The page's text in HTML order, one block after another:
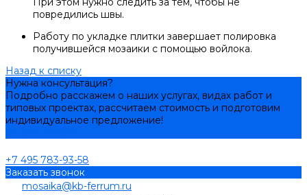
повредились швы.
Работу по укладке плитки завершает полировка
получившейся мозаики с помощью войлока.
Назад к списку
Нужна консультация?
Подробно расскажем о наших услугах, видах работ и
типовых проектах, рассчитаем стоимость и подготовим
индивидуальное предложение!
+7 495 783-93-58
Заказать звонок
mosaika@kb-ferrum.ru